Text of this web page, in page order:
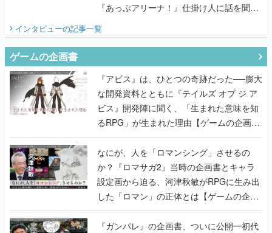
『あっぷアリーナ！』仕掛け人に話を聞い
てみた
インタビューの記事一覧
ゲームの企画書
『アビス』は、ひとつの奇跡だった──膨大
な開発資料とともに『テイルズ オブ ジ ア
ビス』開発陣に聞く、「生まれた意味を知
るRPG」が生まれた理由【ゲームの企画
書】
なにが、人を「ロマンシング」させるの
か？『ロマサガ2』当時の企画書とキャラ
設定画から迫る、河津秋敏がRPGに生み出
した「ロマン」の正体とは【ゲームの企画
書】
『ガンパレ』の企画書、ついに公開━初代